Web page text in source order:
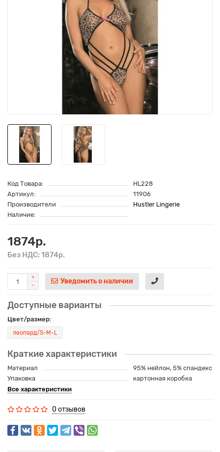
Код Товара:
HL228
Артикул:
11906
Производители
Hustler Lingerie
Наличие:
1874р.
Без НДС: 1874р.
Уведомить о наличии
Доступные варианты
Цвет/размер:
леопард/S-M-L
Краткие характеристики
Материал
95% нейлон, 5% спандекс
Упаковка
картонная коробка
Все характеристики
0 отзывов